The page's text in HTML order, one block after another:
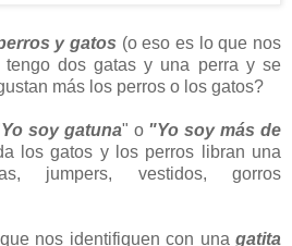
y gatos (o eso es lo que nos
tengo dos gatas y una perra y se
más los perros o los gatos?
Yo soy gatuna" o "Yo soy más de
los gatos y los perros libran una
jumpers, vestidos, gorros
nos identifiquen con una gatita